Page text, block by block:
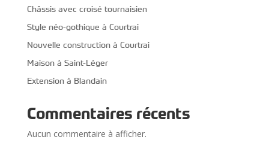
Châssis avec croisé tournaisien
Style néo-gothique à Courtrai
Nouvelle construction à Courtrai
Maison à Saint-Léger
Extension à Blandain
Commentaires récents
Aucun commentaire à afficher.